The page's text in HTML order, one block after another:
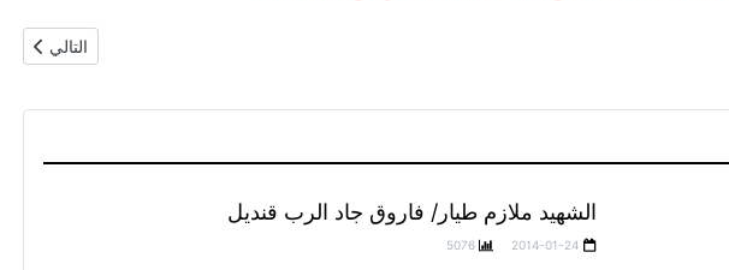
المقال
التالي
الشهيد ملازم طيار/ فاروق جاد الرب قنديل
2014-01-24
5076